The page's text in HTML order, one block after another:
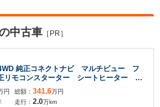
中古車 ［PR］
純正コネクトナビ マルチビュー フ
リモコンスターター シートヒーター ス
ーター 左右パワーシート パワーゲー
フト
円
総額： 341.6万円
走行： 2.0万km